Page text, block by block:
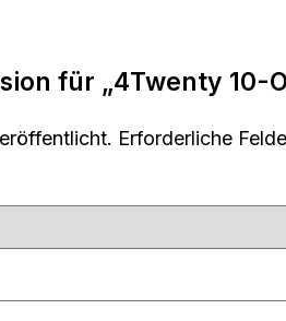
für „4Twenty 10-
Erforderliche